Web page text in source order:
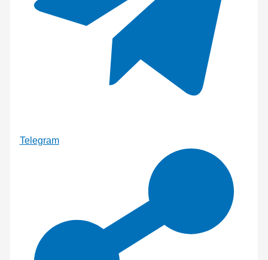
Telegram